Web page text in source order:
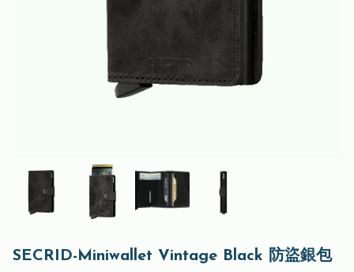
SECRID-Miniwallet Vintage Black 防盜銀包